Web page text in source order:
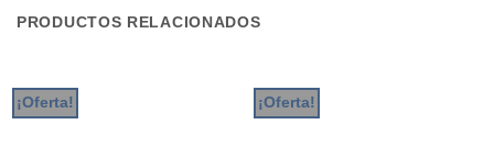
PRODUCTOS RELACIONADOS
¡Oferta! ¡Oferta!